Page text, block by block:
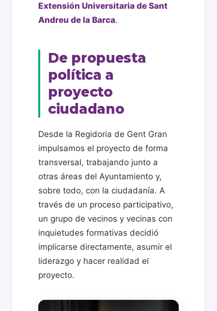
Extensión Universitaria de Sant
Andreu de la Barca.
De propuesta
política a
proyecto
ciudadano
Desde la Regidoria de Gent Gran
impulsamos el proyecto de forma
transversal, trabajando junto a
otras áreas del Ayuntamiento y,
sobre todo, con la ciudadanía. A
través de un proceso participativo,
un grupo de vecinos y vecinas con
inquietudes formativas decidió
implicarse directamente, asumir el
liderazgo y hacer realidad el
proyecto.